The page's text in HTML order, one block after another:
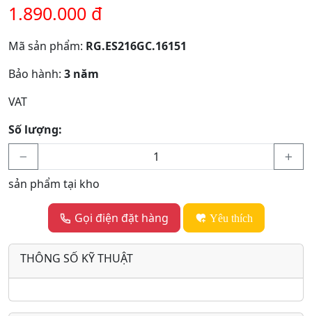
1.890.000 đ
Mã sản phẩm: RG.ES216GC.16151
Bảo hành: 3 năm
VAT
Số lượng:
sản phẩm tại kho
Gọi điện đặt hàng Yêu thích
THÔNG SỐ KỸ THUẬT